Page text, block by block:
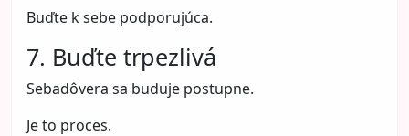
Buďte k sebe podporujúca.
7. Buďte trpezlivá
Sebadôvera sa buduje postupne.
Je to proces.